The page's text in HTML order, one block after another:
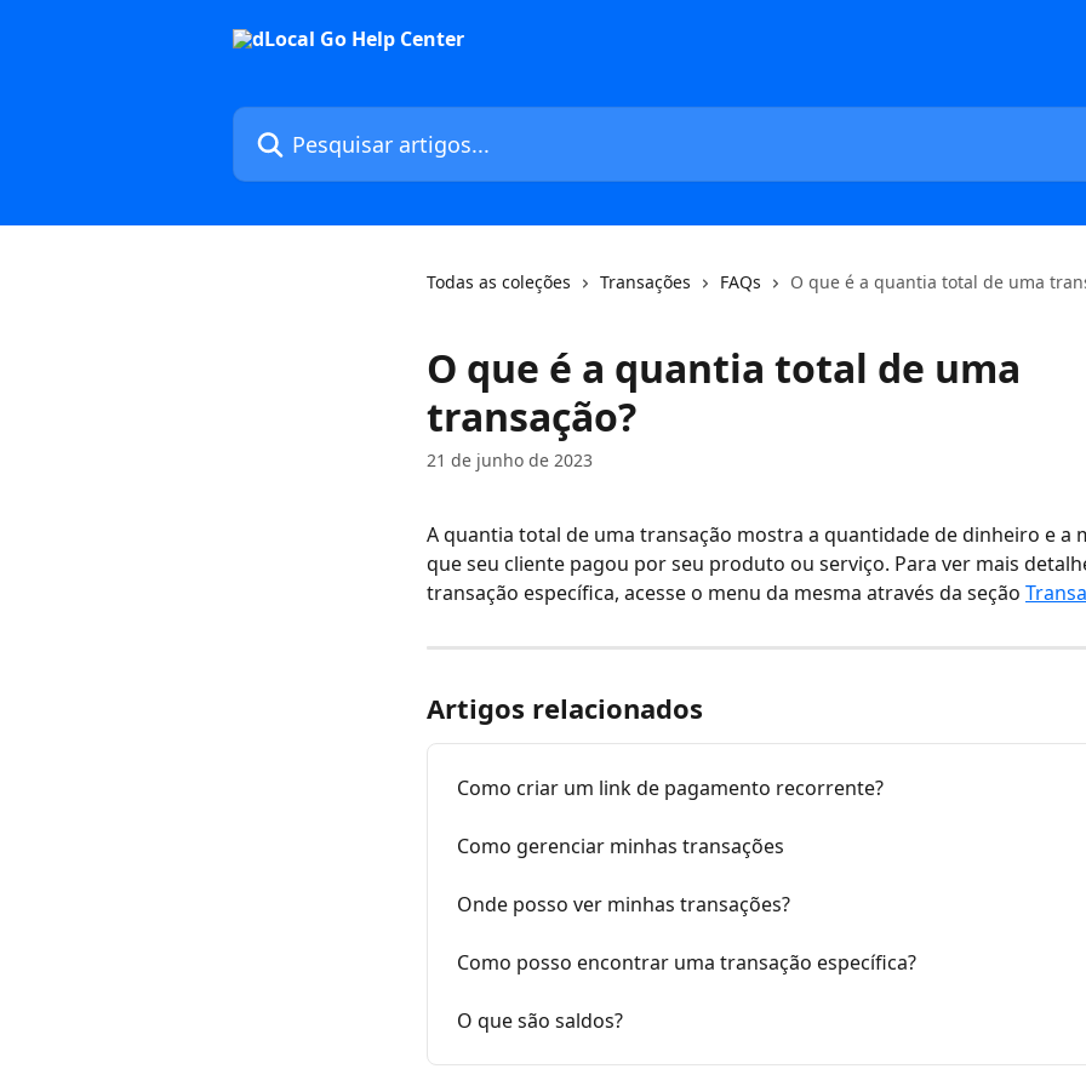
Pesquisar artigos...
Todas as coleções Transações FAQs O que é a quantia total de uma
O que é a quantia total de uma
transação?
21 de junho de 2023
A quantia total de uma transação mostra a quantidade de dinheiro e a
que seu cliente pagou por seu produto ou serviço. Para ver mais
transação específica, acesse o menu da mesma através da seção
Artigos relacionados
Como criar um link de pagamento recorrente?
Como gerenciar minhas transações
Onde posso ver minhas transações?
Como posso encontrar uma transação específica?
O que são saldos?